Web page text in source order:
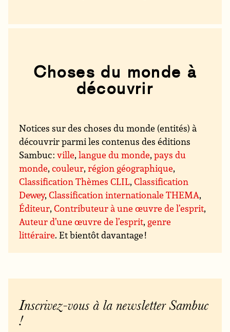
Choses du monde à
découvrir
Notices sur des choses du monde (entités) à
découvrir parmi les contenus des éditions
Sambuc :ville,langue du monde,pays du
monde,couleur,région géographique,
Classification Thèmes CLIL,Classification
Dewey,Classification internationale THEMA,
Éditeur,Contributeur à une œuvre de l’esprit,
Auteur d’une œuvre de l’esprit, genre
littéraire. Et bientôt davantage !
Inscrivez-vous à la newsletter Sambuc
!